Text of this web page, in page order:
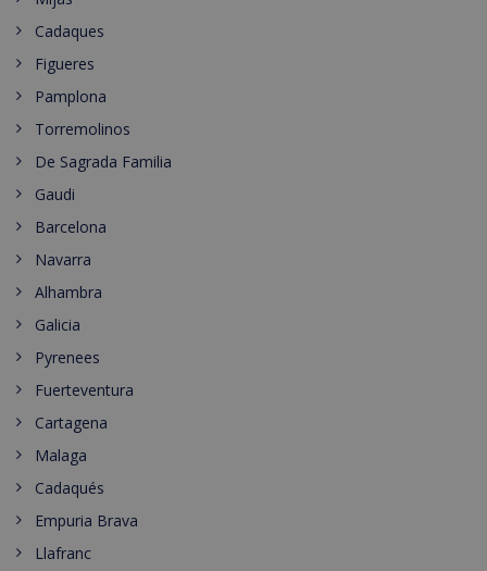
Cadaques
Figueres
Pamplona
Torremolinos
De Sagrada Familia
Gaudi
Barcelona
Navarra
Alhambra
Galicia
Pyrenees
Fuerteventura
Cartagena
Malaga
Cadaqués
Empuria Brava
Llafranc